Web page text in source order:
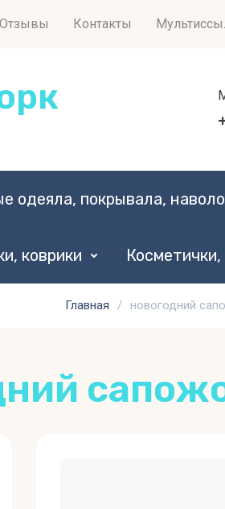
Отзывы Контакты
одеяла, покрывала,
коврики
Главная / новогодний